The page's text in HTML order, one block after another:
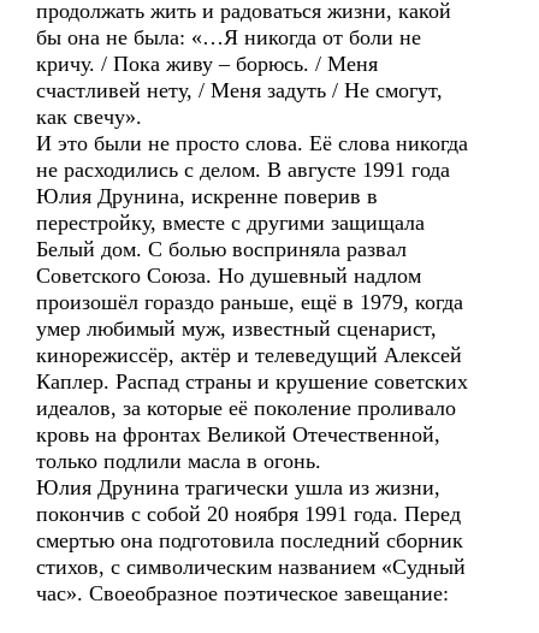
продолжать жить и радоваться жизни, какой
бы она не была: «…Я никогда от боли не
кричу. / Пока живу – борюсь. / Меня
счастливей нету, / Меня задуть / Не смогут,
как свечу».
И это были не просто слова. Её слова никогда
не расходились с делом. В августе 1991 года
Юлия Друнина, искренне поверив в
перестройку, вместе с другими защищала
Белый дом. С болью восприняла развал
Советского Союза. Но душевный надлом
произошёл гораздо раньше, ещё в 1979, когда
умер любимый муж, известный сценарист,
кинорежиссёр, актёр и телеведущий Алексей
Каплер. Распад страны и крушение советских
идеалов, за которые её поколение проливало
кровь на фронтах Великой Отечественной,
только подлили масла в огонь.
Юлия Друнина трагически ушла из жизни,
покончив с собой 20 ноября 1991 года. Перед
смертью она подготовила последний сборник
стихов, с символическим названием «Судный
час». Своеобразное поэтическое завещание: